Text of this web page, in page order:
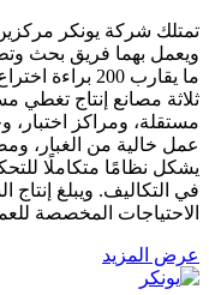
تمتلك شركة يونكر
ما يقارب 200
عمل خالية من الغبار،
يشكل نظامًا متكاملًا
الاحتياجات المخصصة
عرض المزيد